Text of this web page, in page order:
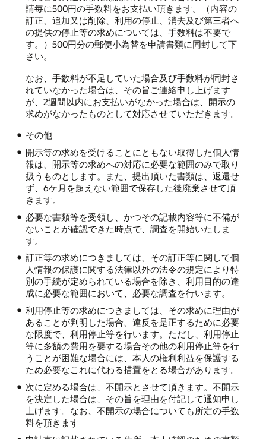
請毎に500円の手数料をお支払い頂きます。（内容の
訂正、追加又は削除、利用の停止、消去及び第三者へ
の提供の停止等の求めについては、手数料は不要で
す。）500円分の郵便小為替を申請書類に同封して下
さい。
なお、手数料が不足していた場合及び手数料が同封さ
れていなかった場合は、その旨ご連絡申し上げます
が、2週間以内にお支払いがなかった場合は、開示の
求めがなかったものとして対応させていただきます。
その他
開示等の求めを受けることにともない取得した個人情
報は、開示等の求めへの対応に必要な範囲のみで取り
扱うものとします。また、提出頂いた書類は、返還せ
ず、6ケ月を超えない範囲で保存した後廃棄させて頂
きます。
必要な書類等を受領し、かつその記載内容等に不備が
ないことが確認できた時点で、調査を開始いたしま
す。
訂正等の求めにつきましては、その訂正等に関して個
人情報の保護に関する法律以外の法令の規定により特
別の手続が定められている場合を除き、利用目的の達
成に必要な範囲において、必要な調査を行います。
利用停止等の求めにつきましては、その求めに理由が
あることが判明した場合、違反を是正するために必要
な限度で、利用停止等を行います。ただし、利用停止
等に多額の費用を要する場合その他の利用停止等を行
うことが困難な場合には、本人の権利利益を保護する
ため必要なこれに代わる措置をとる場合があります。
次に定める場合は、不開示とさせて頂きます。不開示
を決定した場合は、その旨を理由を付記して通知申し
上げます。なお、不開示の場合についても所定の手数
料を頂きます